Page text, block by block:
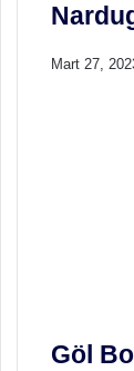
Mart 27,
Göl